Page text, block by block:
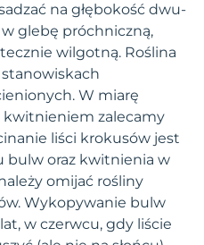
na głębokość dwu-
glebę próchniczną,
wilgotną. Roślina
W miarę
kwitnieniem zalecamy
liści krokusów jest
bulw oraz kwitnienia w
omijać rośliny
Wykopywanie bulw
w czerwcu, gdy liście